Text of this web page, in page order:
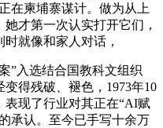
在柬埔寨谋计。做为从上
才第一次认实打开它们，
就像和家人对话，
入选结合国教科文组织
变得残破、褪色，1973年10
表现了行业对其正在“AI赋
承认。至今已手写十余万